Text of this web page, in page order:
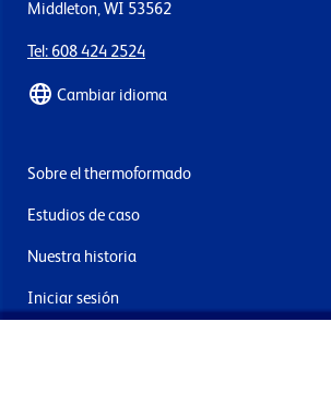
Middleton, WI 53562
Tel: 608 424 2524
Cambiar idioma
Sobre el thermoformado
Estudios de caso
Nuestra historia
Iniciar sesión